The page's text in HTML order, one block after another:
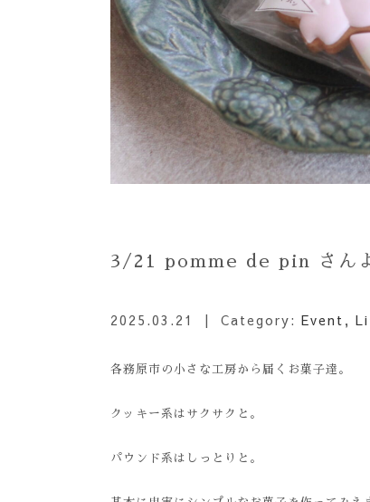
3/21 pomme de pin さんよ
2025.03.21 | Category: Event ,
各務原市の小さな工房から届くお菓子達。
クッキー系はサクサクと。
パウンド系はしっとりと。